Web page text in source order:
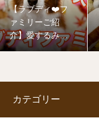
【ラブディ❤️フ
ァミリーご紹
介】愛するみん
なの笑顔をお届
カテゴリー